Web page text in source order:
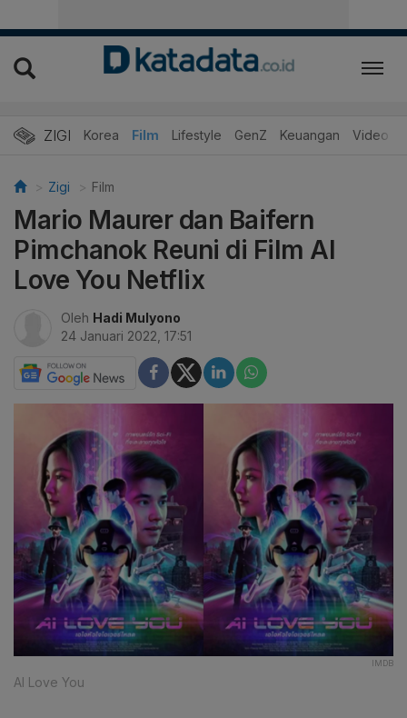
ZIGI
Hits Korea Film Lifestyle GenZ Keuangan Video
Zigi Film
Mario Maurer dan Baifern
Pimchanok Reuni di Film AI
Love You Netflix
Oleh Hadi Mulyono
24 Januari 2022, 17:51
IMDB
AI Love You